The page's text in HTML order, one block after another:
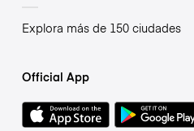
Explora más de 150 ciudades
Official App